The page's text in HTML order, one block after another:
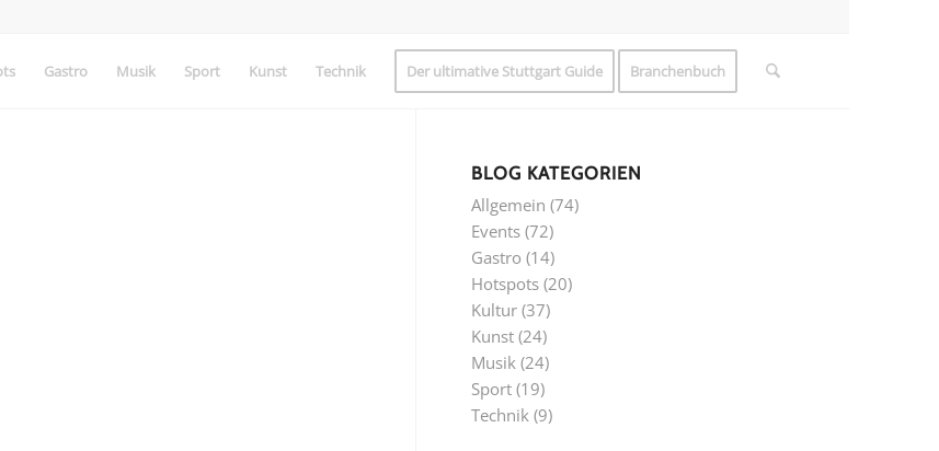
Gastro Musik Sport Kunst Technik Der ultimative Stuttgart Guide Branchenbuch
BLOG KATEGORIEN
Allgemein (74)
Events (72)
Gastro (14)
Hotspots (20)
Kultur (37)
Kunst (24)
Musik (24)
Sport (19)
Technik (9)